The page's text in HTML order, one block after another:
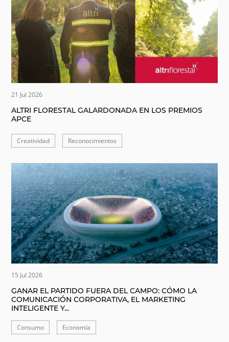
ALTRI FLORESTAL GALARDONADA EN LOS PREMIOS
APCE
21 Jul 2026
Creatividad Reconocimientos
15 Jul 2026
GANAR EL PARTIDO FUERA DEL CAMPO: CÓMO LA
COMUNICACIÓN CORPORATIVA, EL MARKETING
INTELIGENTE Y...
Consumo Economía